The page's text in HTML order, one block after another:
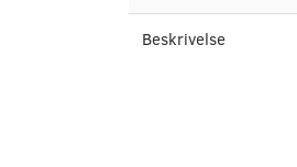
Beskrivelse